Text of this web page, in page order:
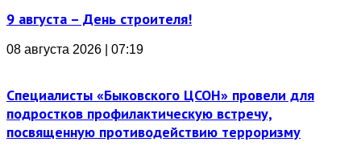
9 августа – День строителя!
08 августа 2026 | 07:19
Специалисты «Быковского ЦСОН» провели для
подростков профилактическую встречу,
посвященную противодействию терроризму